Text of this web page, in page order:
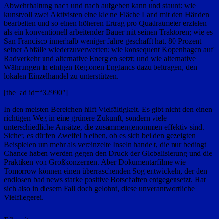
Abwehrhaltung nach und nach aufgeben kann und staunt: wie
kunstvoll zwei Aktivisten eine kleine Fläche Land mit den Händen
bearbeiten und so einen höheren Ertrag pro Quadratmeter erzielen
als ein konventionell arbeitender Bauer mit seinen Traktoren; wie es
San Francisco innerhalb weniger Jahre geschafft hat, 80 Prozent
seiner Abfälle wiederzuverwerten; wie konsequent Kopenhagen auf
Radverkehr und alternative Energien setzt; und wie alternative
Währungen in einigen Regionen Englands dazu beitragen, den
lokalen Einzelhandel zu unterstützen.
[the_ad id=“32990″]
In den meisten Bereichen hilft Vielfältigkeit. Es gibt nicht den einen
richtigen Weg in eine grünere Zukunft, sondern viele
unterschiedliche Ansätze, die zusammengenommen effektiv sind.
Sicher, es dürfen Zweifel bleiben, ob es sich bei den gezeigten
Beispielen um mehr als vereinzelte Inseln handelt, die nur bedingt
Chance haben werden gegen den Druck der Globalisierung und die
Praktiken von Großkonzernen. Aber Dokumentarfilme wie
Tomorrow können einen überraschenden Sog entwickeln, der den
endlosen bad news starke positive Botschaften entgegensetzt. Hat
sich also in diesem Fall doch gelohnt, diese unverantwortliche
Vielfliegerei.